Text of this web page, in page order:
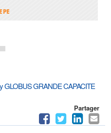
PE
GLOBUS GRANDE CAPACITE
Partager